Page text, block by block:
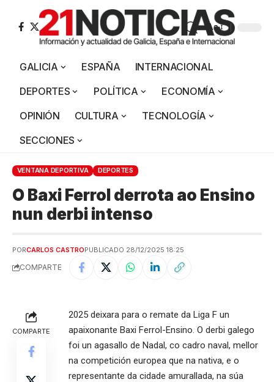
Aa
GALICIA ESPAÑA
INTERNACIONAL
DEPORTES
POLÍTICA
ECONOMÍA
OPINIÓN
CULTURA
TECNOLOGÍA
SECCIONES
VENTANA DEPORTIVA DEPORTES
O Baxi Ferrol derrota ao Ensino
nun derbi intenso
PORCARLOS CASTROPUBLICADO 28/12/2025 18:25
COMPARTE
COMPARTE
2025 deixara para o remate da Liga F un
apaixonante Baxi Ferrol-Ensino. O derbi galego
foi un agasallo de Nadal, co cadro naval, mellor
na competición europea que na nativa, e o
representante da cidade amurallada, na súa